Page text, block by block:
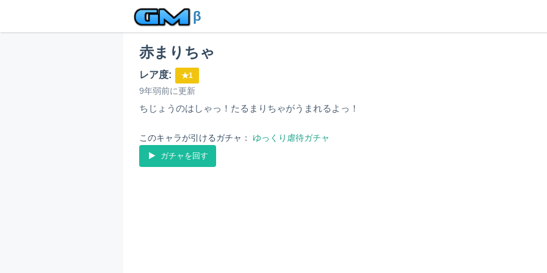
β
赤まりちゃ
レア度: ★1
9年弱前に更新
ちじょうのはしゃっ！たるまりちゃがうまれるよっ！
このキャラが引けるガチャ： ゆっくり虐待ガチャ
ガチャを回す